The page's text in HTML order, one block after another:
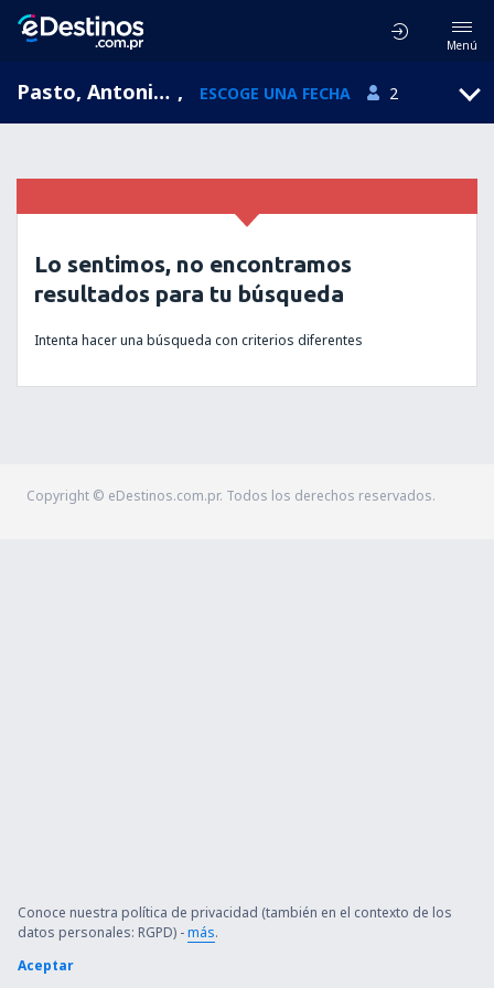
Menú
Pasto, Antonio Narino, Nariño, Colombia (PSO) , ESCOGE UNA FECHA 2
Lo sentimos, no encontramos
resultados para tu búsqueda
Intenta hacer una búsqueda con criterios diferentes
Copyright © eDestinos.com.pr. Todos los derechos reservados.
Conoce nuestra política de privacidad (también en el contexto de los
datos personales: RGPD) -más.
Aceptar